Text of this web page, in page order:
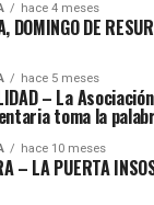
hace 4 meses
DOMINGO DE
hace 5 meses
– La
toma la
hace 10 meses
– LA PUERTA